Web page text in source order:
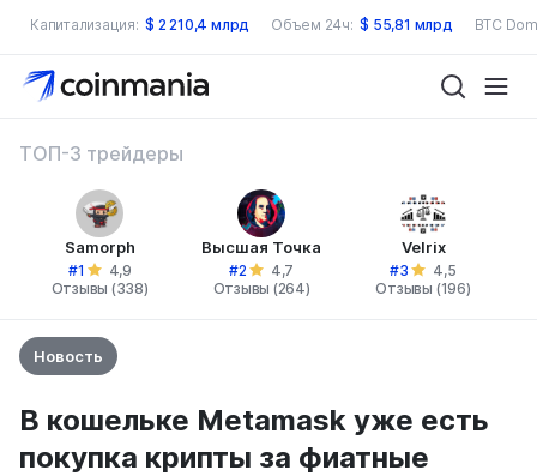
Капитализация: $ 2 210,4 млрд Объем 24ч: $ 55,81 млрд BTC
ТОП-3 трейдеры
Samorph
#1
4,9
Отзывы (338)
Высшая Точка
#2
4,7
Отзывы (264)
Velrix
#3
4,5
Отзывы (196)
Новость
В кошельке Metamask уже есть
покупка крипты за фиатные